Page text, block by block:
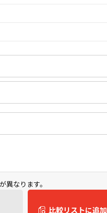
なります。
比較リストに追加